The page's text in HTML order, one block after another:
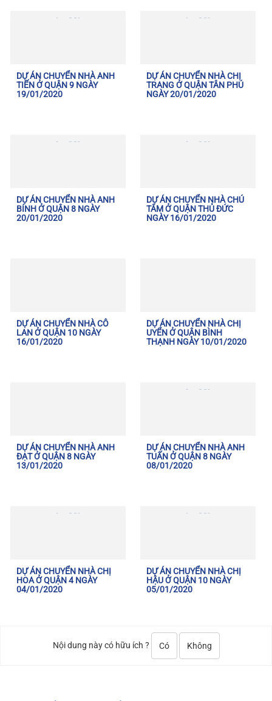
DỰ ÁN CHUYỂN NHÀ ANH
TIẾN Ở QUẬN 9 NGÀY
19/01/2020
DỰ ÁN CHUYỂN NHÀ CHỊ
TRANG Ở QUẬN TÂN PHÚ
NGÀY 20/01/2020
DỰ ÁN CHUYỂN NHÀ ANH
BÍNH Ở QUẬN 8 NGÀY
20/01/2020
DỰ ÁN CHUYỂN NHÀ CHÚ
TÂM Ở QUẬN THỦ ĐỨC
NGÀY 16/01/2020
DỰ ÁN CHUYỂN NHÀ CÔ
LAN Ở QUẬN 10 NGÀY
16/01/2020
DỰ ÁN CHUYỂN NHÀ CHỊ
UYỂN Ở QUẬN BÌNH
THẠNH NGÀY 10/01/2020
DỰ ÁN CHUYỂN NHÀ ANH
ĐẠT Ở QUẬN 8 NGÀY
13/01/2020
DỰ ÁN CHUYỂN NHÀ ANH
TUẤN Ở QUẬN 8 NGÀY
08/01/2020
DỰ ÁN CHUYỂN NHÀ CHỊ
HOA Ở QUẬN 4 NGÀY
04/01/2020
DỰ ÁN CHUYỂN NHÀ CHỊ
HẬU Ở QUẬN 10 NGÀY
05/01/2020
Nội dung này có hữu ích ? Có Không